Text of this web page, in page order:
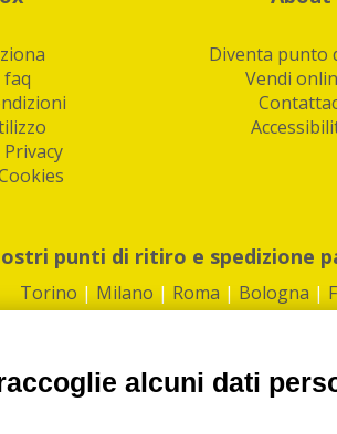
faq
Diventa punto
Vendi
punti di ritiro e spedizione
Torino | Milano | Roma | Bologna |
alcuni dati